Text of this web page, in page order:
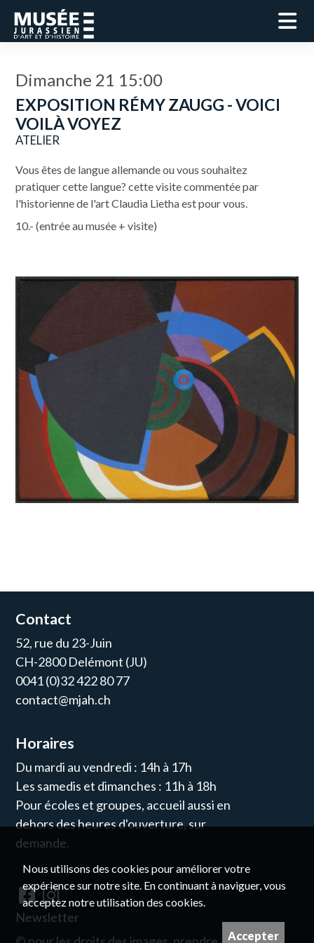
Dimanche 21 15:00
EXPOSITION RÉMY ZAUGG - VOICI
VOILÀ VOYEZ
ATELIER
Vous êtes de langue allemande ou vous souhaitez
pratiquer cette langue? cette visite commentée par
l'historienne de l'art Claudia Lietha est pour vous.
10.- (entrée au musée + visite)
Contact
52, rue du 23-Juin
CH-2800 Delémont (JU)
0041 (0)32 422 80 77
contact@mjah.ch
Horaires
Du mardi au vendredi : 14h à 17h
Les samedis et dimanches : 11h à 18h
Pour écoles et groupes, accueil aussi en
dehors des heures d'ouverture, sur
demande.
Newsletter
Nous utilisons des cookies pour améliorer votre
expérience sur notre site. En continuant à naviguer, vous
acceptez notre utilisation des cookies.
Accepter